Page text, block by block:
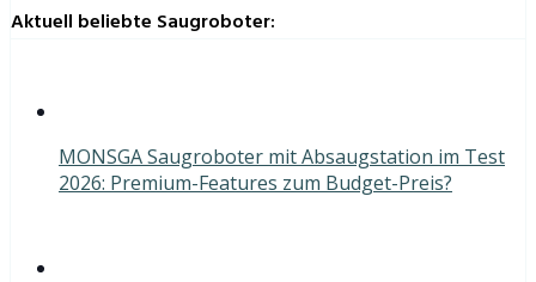
Aktuell beliebte Saugroboter:
MONSGA Saugroboter mit Absaugstation im Test
2026: Premium-Features zum Budget-Preis?